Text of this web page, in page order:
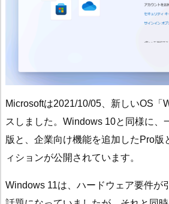
Microsoftは2021/10/05、新しいOS「
スしました。Windows 10と同様に、
版と、企業向け機能を追加したPro版
ィションが公開されています。
Windows 11は、ハードウェア要件が